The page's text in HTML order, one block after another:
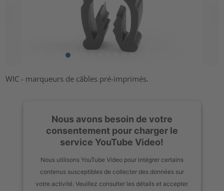
WIC - marqueurs de câbles pré-imprimés.
Nous avons besoin de votre
consentement pour charger le
service YouTube Video!
Nous utilisons YouTube Video pour intégrer certains
contenus susceptibles de collecter des données sur
votre activité. Veuillez consulter les détails et accepter